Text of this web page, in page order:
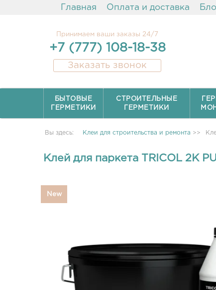
Главная Оплата и доставка
Принимаем ваши заказы 24/7
+7 (777) 108-18-38
Заказать звонок
БЫТОВЫЕ
ГЕРМЕТИКИ
СТРОИТЕЛЬНЫЕ
ГЕРМЕТИКИ
Вы здесь: Клеи для строительства и ремонта >>
Клей для паркета TRICOL 2K
New